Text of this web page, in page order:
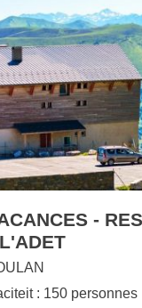
-
: 150 personnes